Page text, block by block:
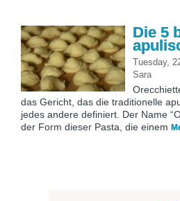
Die 5
Tuesday,
Sara
das Gericht, das die traditionelle
jedes andere definiert. Der Name
der Form dieser Pasta, die einem